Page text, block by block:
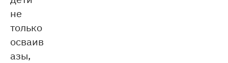
не
только
осваивают
азы,